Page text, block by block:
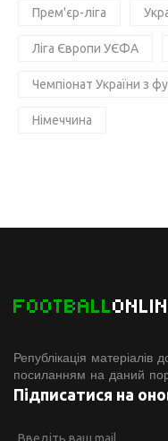
Прем'єр-ліга
Ліга Європи УЄФА
Чемпіонат України з
Німеччина
FOOTBALL
Републікація матеріалів
посиланням на даний
Підписатися на